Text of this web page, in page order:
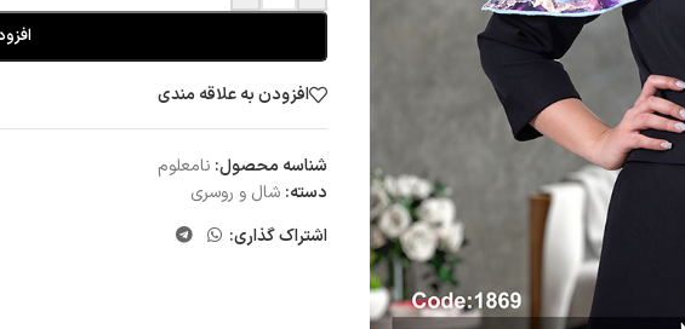
افزودن به علاقه مندی
شناسه محصول: نامعلوم
دسته: شال و روسری
اشتراک گذاری: